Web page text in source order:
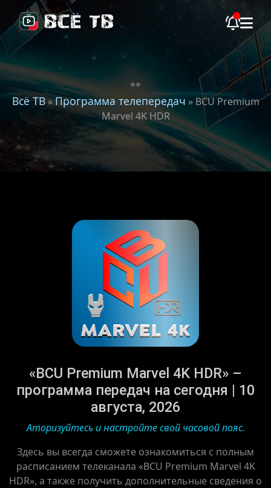
**
Всё ТВ»Программа телепередач » BCU Premium
Marvel 4K HDR
«BCU Premium Marvel 4K HDR» –
программа передач на сегодня | 10
августа, 2026
Аторизуйтесь и настройте свой часовой пояс.
Здесь вы всегда сможете ознакомиться с полным
расписанием телеканала «BCU Premium Marvel 4K
HDR», а также получить дополнительные сведения о